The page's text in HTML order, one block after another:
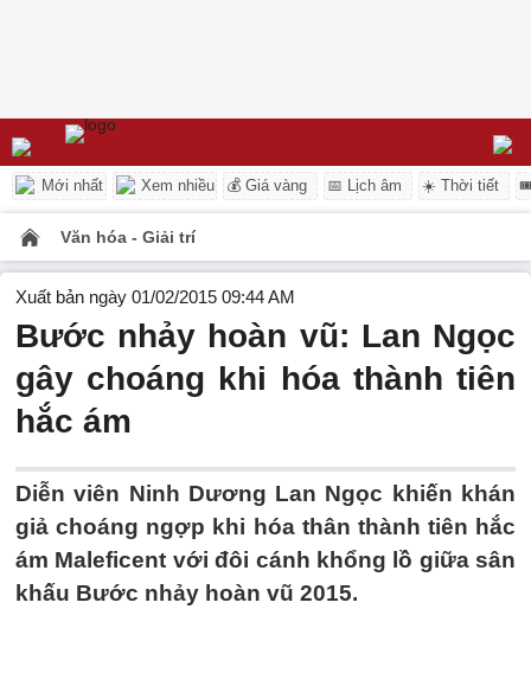
Mới nhất Xem nhiều 💰 Giá vàng 📅 Lịch âm ☀️ Thời tiết
Văn hóa - Giải trí
Xuất bản ngày 01/02/2015 09:44 AM
Bước nhảy hoàn vũ: Lan Ngọc
gây choáng khi hóa thành tiên
hắc ám
Diễn viên Ninh Dương Lan Ngọc khiến khán
giả choáng ngợp khi hóa thân thành tiên hắc
ám Maleficent với đôi cánh khổng lồ giữa sân
khấu Bước nhảy hoàn vũ 2015.